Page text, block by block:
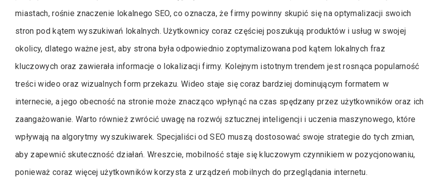
miastach, rośnie znaczenie lokalnego SEO, co oznacza, że firmy powinny skupić się na optymalizacji swoich
stron pod kątem wyszukiwań lokalnych. Użytkownicy coraz częściej poszukują produktów i usług w swojej
okolicy, dlatego ważne jest, aby strona była odpowiednio zoptymalizowana pod kątem lokalnych fraz
kluczowych oraz zawierała informacje o lokalizacji firmy. Kolejnym istotnym trendem jest rosnąca popularność
treści wideo oraz wizualnych form przekazu. Wideo staje się coraz bardziej dominującym formatem w
internecie, a jego obecność na stronie może znacząco wpłynąć na czas spędzany przez użytkowników oraz ich
zaangażowanie. Warto również zwrócić uwagę na rozwój sztucznej inteligencji i uczenia maszynowego, które
wpływają na algorytmy wyszukiwarek. Specjaliści od SEO muszą dostosować swoje strategie do tych zmian,
aby zapewnić skuteczność działań. Wreszcie, mobilność staje się kluczowym czynnikiem w pozycjonowaniu,
ponieważ coraz więcej użytkowników korzysta z urządzeń mobilnych do przeglądania internetu.